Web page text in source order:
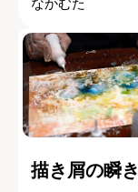
なかむた
描き屑の瞬き